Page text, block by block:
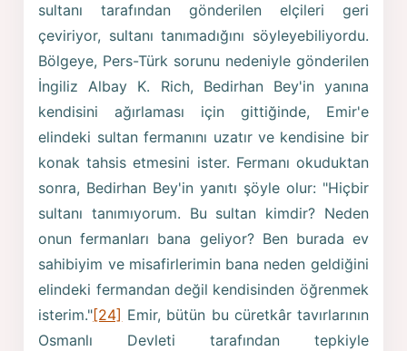
sultanı tarafından gönderilen elçileri geri
çeviriyor, sultanı tanımadığını söyleyebiliyordu.
Bölgeye, Pers-Türk sorunu nedeniyle gönderilen
İngiliz Albay K. Rich, Bedirhan Bey'in yanına
kendisini ağırlaması için gittiğinde, Emir'e
elindeki sultan fermanını uzatır ve kendisine bir
konak tahsis etmesini ister. Fermanı okuduktan
sonra, Bedirhan Bey'in yanıtı şöyle olur: "Hiçbir
sultanı tanımıyorum. Bu sultan kimdir? Neden
onun fermanları bana geliyor? Ben burada ev
sahibiyim ve misafirlerimin bana neden geldiğini
elindeki fermandan değil kendisinden öğrenmek
isterim."[24] Emir, bütün bu cüretkâr tavırlarının
Osmanlı Devleti tarafından tepkiyle